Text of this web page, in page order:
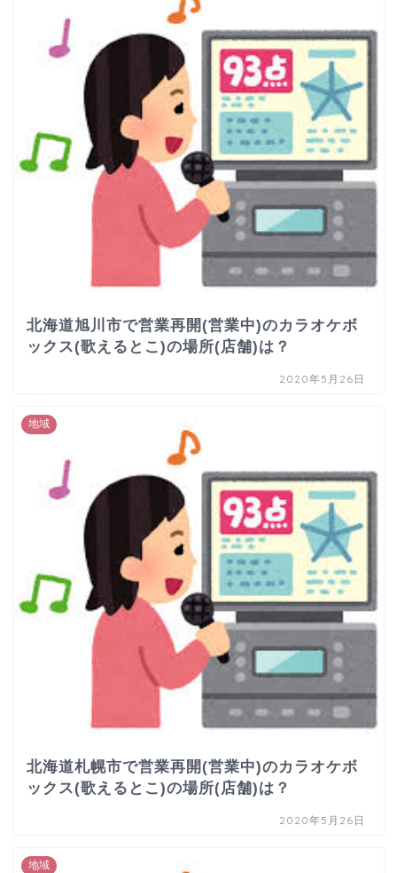
北海道旭川市で営業再開(営業中)のカラオケボ
ックス(歌えるとこ)の場所(店舗)は？
2020年5月26日
地域
北海道札幌市で営業再開(営業中)のカラオケボ
ックス(歌えるとこ)の場所(店舗)は？
2020年5月26日
地域